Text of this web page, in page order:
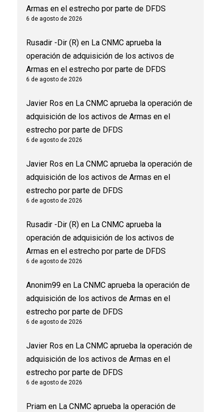
Armas en el estrecho por parte de DFDS
6 de agosto de 2026
Rusadir -Dir (R) en La CNMC aprueba la
operación de adquisición de los activos de
Armas en el estrecho por parte de DFDS
6 de agosto de 2026
Javier Ros en La CNMC aprueba la operación de
adquisición de los activos de Armas en el
estrecho por parte de DFDS
6 de agosto de 2026
Javier Ros en La CNMC aprueba la operación de
adquisición de los activos de Armas en el
estrecho por parte de DFDS
6 de agosto de 2026
Rusadir -Dir (R) en La CNMC aprueba la
operación de adquisición de los activos de
Armas en el estrecho por parte de DFDS
6 de agosto de 2026
Anonim99 en La CNMC aprueba la operación de
adquisición de los activos de Armas en el
estrecho por parte de DFDS
6 de agosto de 2026
Javier Ros en La CNMC aprueba la operación de
adquisición de los activos de Armas en el
estrecho por parte de DFDS
6 de agosto de 2026
Priam en La CNMC aprueba la operación de